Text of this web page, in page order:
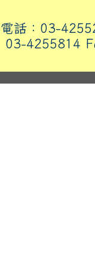
電話：03-
03-4255814